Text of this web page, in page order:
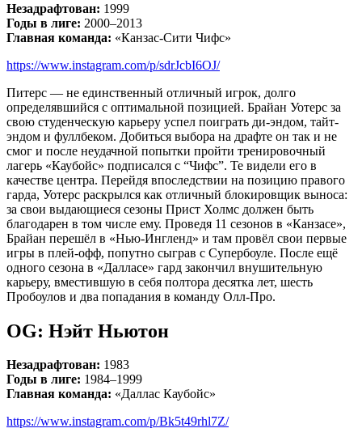
Незадрафтован: 1999
Годы в лиге: 2000–2013
Главная команда: «Канзас-Сити Чифс»
https://www.instagram.com/p/sdrJcbI6OJ/
Питерс — не единственный отличный игрок, долго
определявшийся с оптимальной позицией. Брайан Уотерс за
свою студенческую карьеру успел поиграть ди-эндом, тайт-
эндом и фуллбеком. Добиться выбора на драфте он так и не
смог и после неудачной попытки пройти тренировочный
лагерь «Каубойс» подписался с “Чифс”. Те видели его в
качестве центра. Перейдя впоследствии на позицию правого
гарда, Уотерс раскрылся как отличный блокировщик выноса:
за свои выдающиеся сезоны Прист Холмс должен быть
благодарен в том числе ему. Проведя 11 сезонов в «Канзасе»,
Брайан перешёл в «Нью-Ингленд» и там провёл свои первые
игры в плей-офф, попутно сыграв с Супербоуле. После ещё
одного сезона в «Далласе» гард закончил внушительную
карьеру, вместившую в себя полтора десятка лет, шесть
Пробоулов и два попадания в команду Олл-Про.
OG: Нэйт Ньютон
Незадрафтован: 1983
Годы в лиге: 1984–1999
Главная команда: «Даллас Каубойс»
https://www.instagram.com/p/Bk5t49rhl7Z/